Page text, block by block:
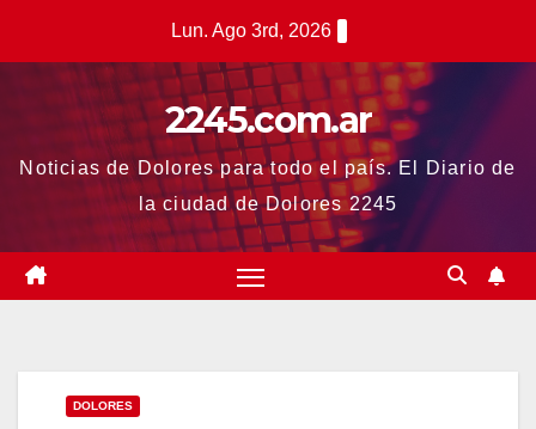
Lun. Ago 3rd, 2026
2245.com.ar
Noticias de Dolores para todo el país. El Diario de
la ciudad de Dolores 2245
DOLORES